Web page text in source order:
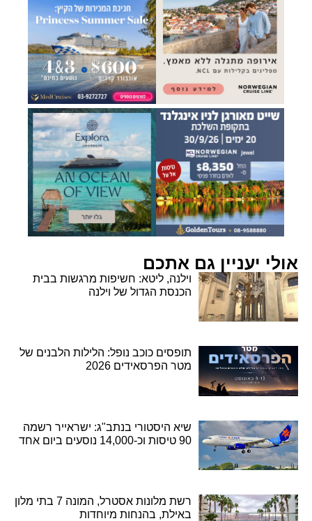
אולי יעניין גם אתכם
וילנה, ליטא: חשיפות מרגשות בבית
הכנסת הגדול של וילנה
תופסים כוכב נופל: הלילות הלבנים של
מטר הפרסאידים 2026
שיא היסטורי בנתב"ג: ישראייר רשמה
90 טיסות וכ-14,000 נוסעים ביום אחד
רשת מלונות אסטרל, המונה 7 בתי מלון
באילת, בהנחות מיוחדות